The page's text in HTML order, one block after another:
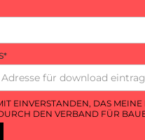
EINVERSTANDEN, DAS
DEN VERBAND FÜR